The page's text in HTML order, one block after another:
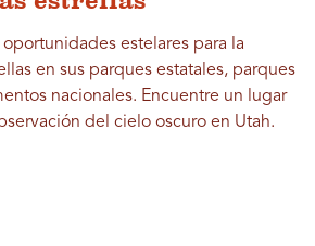
estelares para la
en sus parques estatales, parques
nacionales. Encuentre un lugar
del cielo oscuro en Utah.